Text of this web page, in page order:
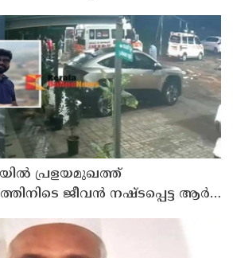
പ്രളയമുഖത്ത്
ജീവൻ നഷ്ടപ്പെട്ട ആർ.